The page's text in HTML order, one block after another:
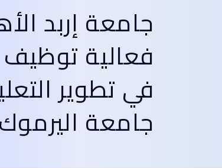
جامعة إربد
فعالية
في تطوير
جامعة اليرموك